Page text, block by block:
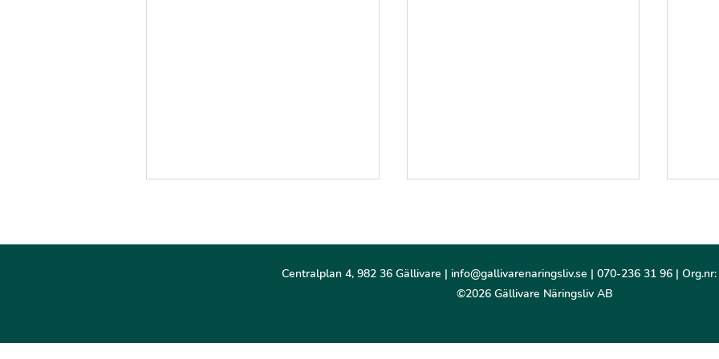
Centralplan 4, 982 36 Gällivare | info@gallivarenaringsliv.se | 070-236 31 96 |
©2026 Gällivare Näringsliv AB